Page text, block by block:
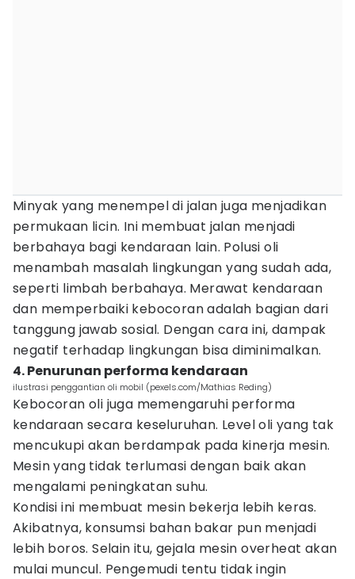
Minyak yang menempel di jalan juga menjadikan
permukaan licin. Ini membuat jalan menjadi
berbahaya bagi kendaraan lain. Polusi oli
menambah masalah lingkungan yang sudah ada,
seperti limbah berbahaya. Merawat kendaraan
dan memperbaiki kebocoran adalah bagian dari
tanggung jawab sosial. Dengan cara ini, dampak
negatif terhadap lingkungan bisa diminimalkan.
4. Penurunan performa kendaraan
ilustrasi penggantian oli mobil (pexels.com/Mathias Reding)
Kebocoran oli juga memengaruhi performa
kendaraan secara keseluruhan. Level oli yang tak
mencukupi akan berdampak pada kinerja mesin.
Mesin yang tidak terlumasi dengan baik akan
mengalami peningkatan suhu.
Kondisi ini membuat mesin bekerja lebih keras.
Akibatnya, konsumsi bahan bakar pun menjadi
lebih boros. Selain itu, gejala mesin overheat akan
mulai muncul. Pengemudi tentu tidak ingin